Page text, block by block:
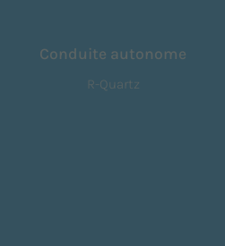
Conduite autonome
R-Quartz